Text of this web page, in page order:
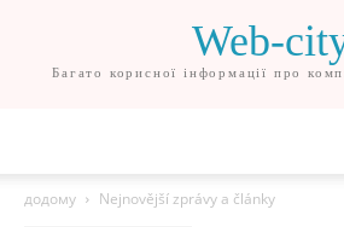
Web-
Багато корисної інформації про
додому Nejnovější zprávy a články